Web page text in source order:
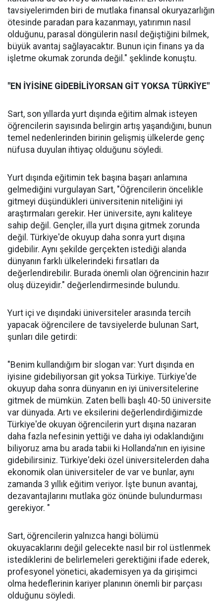
tavsiyelerimden biri de mutlaka finansal okuryazarlığın
ötesinde paradan para kazanmayı, yatırımın nasıl
olduğunu, parasal döngülerin nasıl değiştiğini bilmek,
büyük avantaj sağlayacaktır. Bunun için finans ya da
işletme okumak zorunda değil." şeklinde konuştu.
"EN İYİSİNE GİDEBİLİYORSAN GİT YOKSA TÜRKİYE"
Sart, son yıllarda yurt dışında eğitim almak isteyen
öğrencilerin sayısında belirgin artış yaşandığını, bunun
temel nedenlerinden birinin gelişmiş ülkelerde genç
nüfusa duyulan ihtiyaç olduğunu söyledi.
Yurt dışında eğitimin tek başına başarı anlamına
gelmediğini vurgulayan Sart, "Öğrencilerin öncelikle
gitmeyi düşündükleri üniversitenin niteliğini iyi
araştırmaları gerekir. Her üniversite, aynı kaliteye
sahip değil. Gençler, illa yurt dışına gitmek zorunda
değil. Türkiye'de okuyup daha sonra yurt dışına
gidebilir. Aynı şekilde gerçekten istediği alanda
dünyanın farklı ülkelerindeki fırsatları da
değerlendirebilir. Burada önemli olan öğrencinin hazır
oluş düzeyidir." değerlendirmesinde bulundu.
Yurt içi ve dışındaki üniversiteler arasında tercih
yapacak öğrencilere de tavsiyelerde bulunan Sart,
şunları dile getirdi:
"Benim kullandığım bir slogan var: Yurt dışında en
iyisine gidebiliyorsan git yoksa Türkiye. Türkiye'de
okuyup daha sonra dünyanın en iyi üniversitelerine
gitmek de mümkün. Zaten belli başlı 40-50 üniversite
var dünyada. Artı ve eksilerini değerlendirdiğimizde
Türkiye'de okuyan öğrencilerin yurt dışına nazaran
daha fazla nefesinin yettiği ve daha iyi odaklandığını
biliyoruz ama bu arada tabii ki Hollanda'nın en iyisine
gidebilirsiniz. Türkiye'deki özel üniversitelerden daha
ekonomik olan üniversiteler de var ve bunlar, aynı
zamanda 3 yıllık eğitim veriyor. İşte bunun avantaj,
dezavantajlarını mutlaka göz önünde bulundurması
gerekiyor. "
Sart, öğrencilerin yalnızca hangi bölümü
okuyacaklarını değil gelecekte nasıl bir rol üstlenmek
istediklerini de belirlemeleri gerektiğini ifade ederek,
profesyonel yönetici, akademisyen ya da girişimci
olma hedeflerinin kariyer planının önemli bir parçası
olduğunu söyledi.